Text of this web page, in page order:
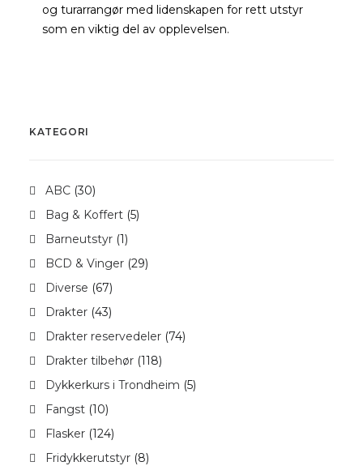
BLI DYKKERINSTRUKTØR
og turarrangør med lidenskapen for rett utstyr
som en viktig del av opplevelsen.
KATEGORI
ABC (30)
Bag & Koffert (5)
Barneutstyr (1)
BCD & Vinger (29)
Diverse (67)
Drakter (43)
Drakter reservedeler (74)
Drakter tilbehør (118)
Dykkerkurs i Trondheim (5)
Fangst (10)
Flasker (124)
Fridykkerutstyr (8)